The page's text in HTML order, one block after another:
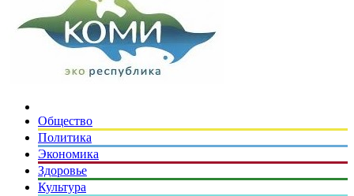
Общество
Политика
Экономика
Здоровье
Культура